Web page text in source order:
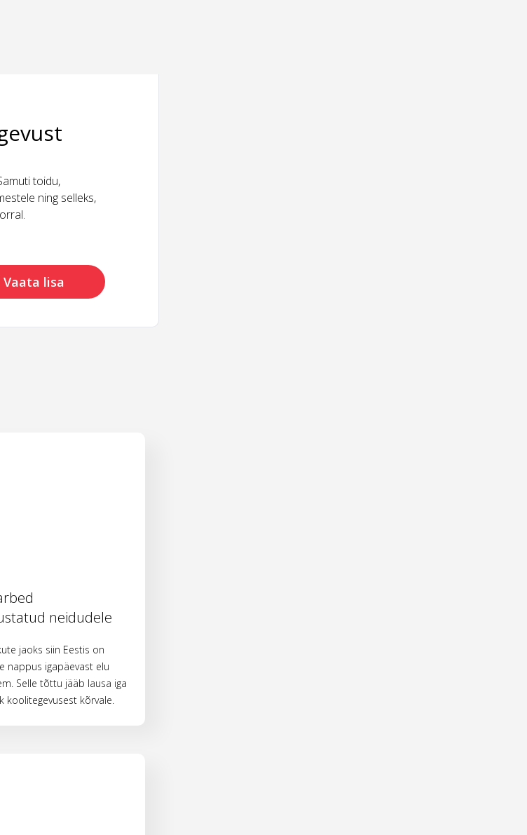
toidu,
ning selleks,
Vaata lisa
neidudele
jaoks siin Eestis on
nappus igapäevast elu
Selle tõttu jääb lausa iga
koolitegevusest kõrvale.